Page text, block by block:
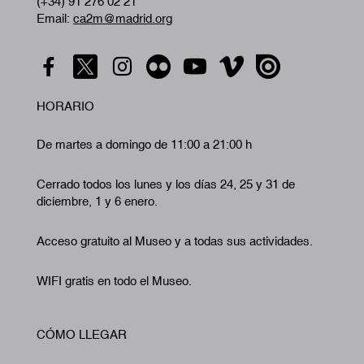
Email: ca2m@madrid.org
HORARIO
De martes a domingo de 11:00 a 21:00 h
Cerrado todos los lunes y los días 24, 25 y 31 de
diciembre, 1 y 6 enero.
Acceso gratuito al Museo y a todas sus actividades.
WIFI gratis en todo el Museo.
CÓMO LLEGAR